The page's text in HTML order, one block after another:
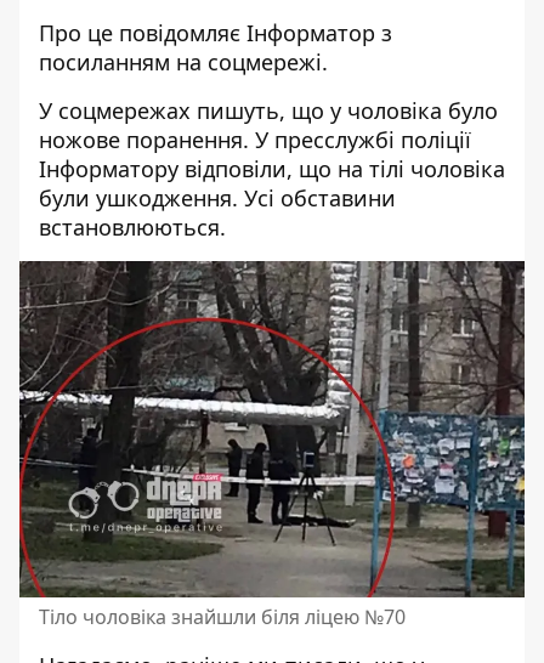
Про це повідомляє Інформатор з
посиланням на соцмережі.
У соцмережах пишуть, що у чоловіка було
ножове поранення. У пресслужбі поліції
Інформатору відповіли, що на тілі чоловіка
були ушкодження. Усі обставини
встановлюються.
Тіло чоловіка знайшли біля ліцею №70